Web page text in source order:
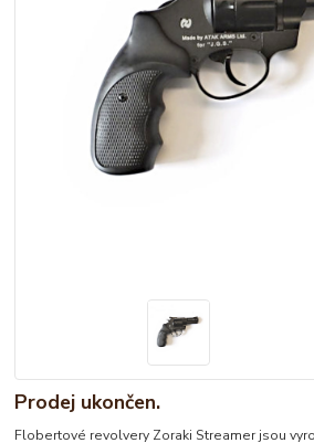
Prodej ukončen.
Flobertové revolvery Zoraki Streamer jsou